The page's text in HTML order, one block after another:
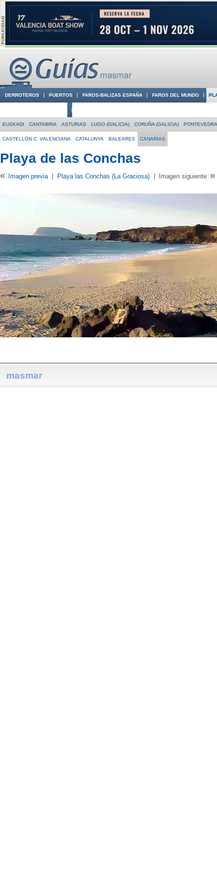
DERROTEROS PUERTOS FAROS-BALIZAS ESPAÑA FAROS DEL MUNDO
EUSKADI CANTABRIA ASTURIAS LUGO (GALICIA) CORUÑA (GALICIA)
CASTELLÓN C. VALENCIANA CATALUNYA BALEARES CANARIAS
Playa de las Conchas
« Imagen previa | Playa las Conchas (La Graciosa) | Imagen siguiente »
masmar